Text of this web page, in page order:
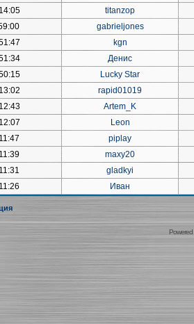
titanzop
gabrieljones
kgn
Денис
Lucky Star
rapid01019
Artem_K
Leon
piplay
maxy20
gladkyi
Иван